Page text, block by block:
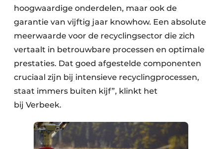
hoogwaardige onderdelen, maar ook de
garantie van vijftig jaar knowhow. Een absolute
meerwaarde voor de recyclingsector die zich
vertaalt in betrouwbare processen en optimale
prestaties. Dat goed afgestelde componenten
cruciaal zijn bij intensieve recyclingprocessen,
staat immers buiten kijf”, klinkt het
bij Verbeek.